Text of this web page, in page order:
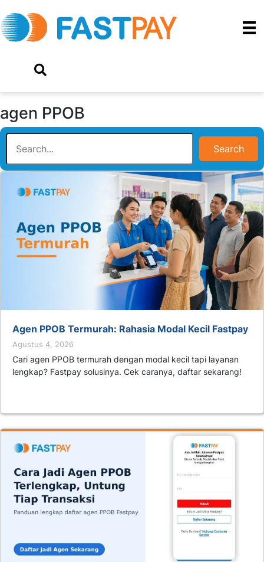
agen PPOB
Search
Agen PPOB Termurah: Rahasia Modal Kecil Fastpay
Agustus 4, 2026
Cari agen PPOB termurah dengan modal kecil tapi layanan
lengkap? Fastpay solusinya. Cek caranya, daftar sekarang!